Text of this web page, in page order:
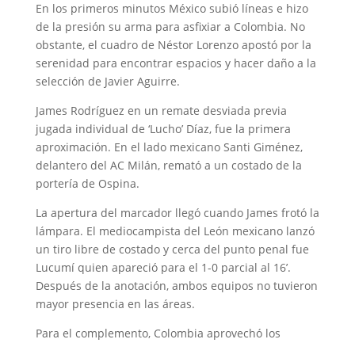
En los primeros minutos México subió líneas e hizo
de la presión su arma para asfixiar a Colombia. No
obstante, el cuadro de Néstor Lorenzo apostó por la
serenidad para encontrar espacios y hacer daño a la
selección de Javier Aguirre.
James Rodríguez en un remate desviada previa
jugada individual de ‘Lucho’ Díaz, fue la primera
aproximación. En el lado mexicano Santi Giménez,
delantero del AC Milán, remató a un costado de la
portería de Ospina.
La apertura del marcador llegó cuando James frotó la
lámpara. El mediocampista del León mexicano lanzó
un tiro libre de costado y cerca del punto penal fue
Lucumí quien apareció para el 1-0 parcial al 16’.
Después de la anotación, ambos equipos no tuvieron
mayor presencia en las áreas.
Para el complemento, Colombia aprovechó los